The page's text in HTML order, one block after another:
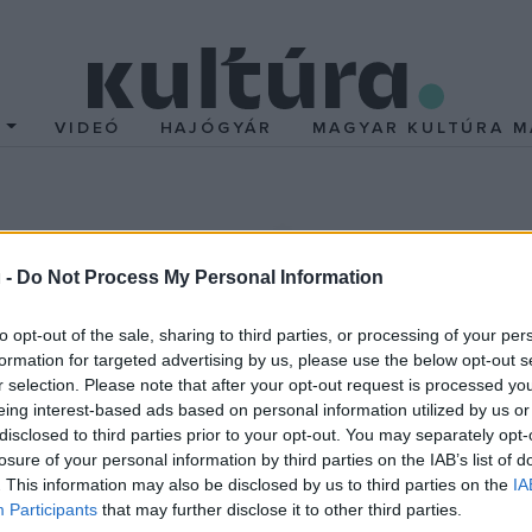
- Do Not Process My Personal Information
opt-out of the sale, sharing to third parties, or processing of your
for targeted advertising by us, please use the below opt-out
selection. Please note that after your opt-out request is processed
interest-based ads based on personal information utilized by us
to third parties prior to your opt-out. You may separately
of your personal information by third parties on the IAB’s list of
This information may also be disclosed by us to third parties on the
Participants that may further disclose it to other third parties.
VIDEÓ HAJÓGYÁR MAGYAR KULTÚRA
a
zenei oktatás megújuló központja Budapesten
miniszter,Batta András, a Zeneakadémia rektora és
délelőtt a Zeneakadémia Nagytermében. Az ünnepélyes
C-H nevére című művét adta elő.
fennállása óta Liszt Ferenc európai zene